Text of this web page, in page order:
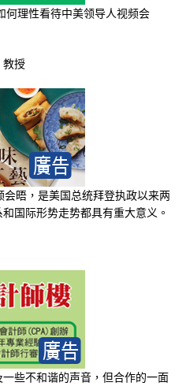
何理性看待中美领导人视频会
授
晤，是美国总统拜登执政以来两
国际形势走势都具有重大意义。
些不和谐的声音，但合作的一面